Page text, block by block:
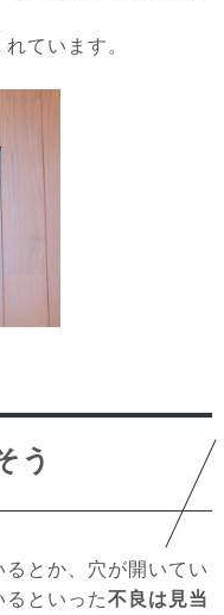
ています。
う
とか、穴が開いてい
といった不良は見当